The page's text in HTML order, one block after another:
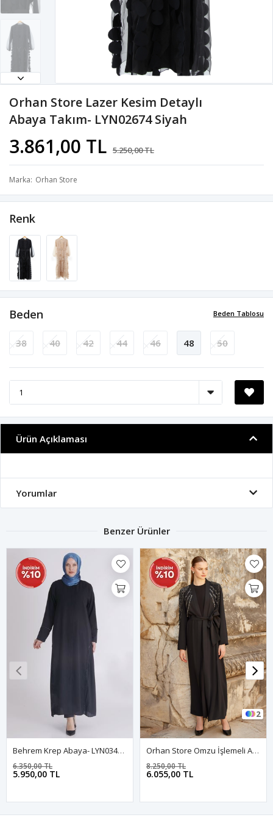
Orhan Store Lazer Kesim Detaylı
Abaya Takım- LYN02674 Siyah
3.861,00 TL 5.250,00 TL
Marka Orhan Store
Renk
Beden Tablosu
Beden
38 40 42 44 46 48 50
Ürün Açıklaması
Yorumlar
Benzer Ürünler
Behrem Krep Abaya- LYN03476 Siyah
5.950,00 TL
6.350,00 TL
2
Orhan Store Omzu İşlemeli Abaya Takım- LYN03825 Siyah
6.055,00 TL
8.250,00 TL